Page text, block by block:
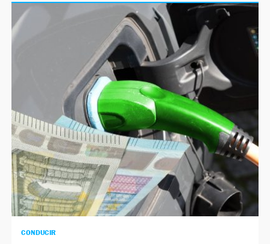
CONDUCIR